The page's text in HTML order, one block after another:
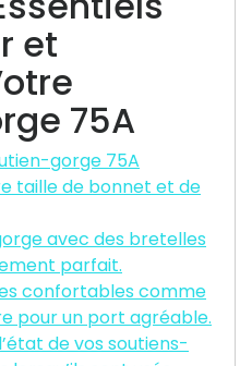
et
75A
gorge 75A
taille de bonnet et de
avec des bretelles
parfait.
confortables comme
pour un port agréable.
de vos soutiens-